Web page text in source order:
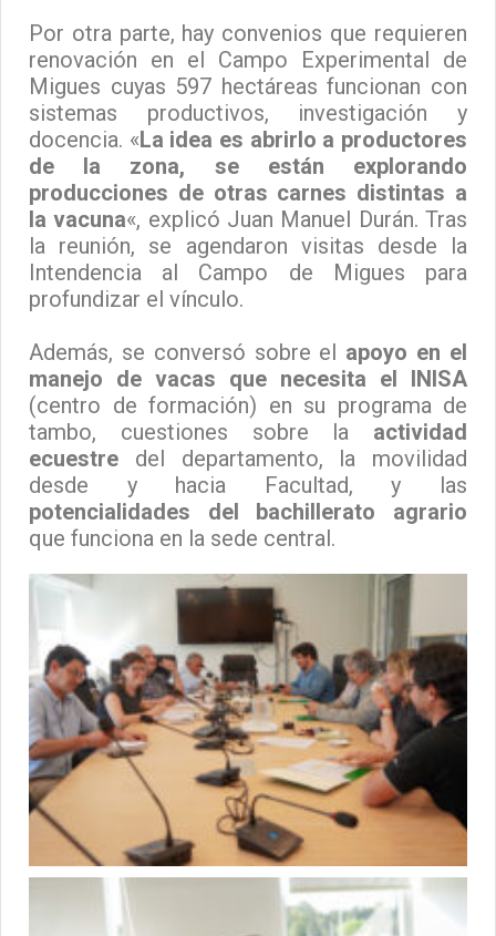
Por otra parte, hay convenios que requieren
renovación en el Campo Experimental de
Migues cuyas 597 hectáreas funcionan con
sistemas productivos, investigación y
docencia. «La idea es abrirlo a productores
de la zona, se están explorando
producciones de otras carnes distintas a
la vacuna«, explicó Juan Manuel Durán. Tras
la reunión, se agendaron visitas desde la
Intendencia al Campo de Migues para
profundizar el vínculo.
Además, se conversó sobre el apoyo en el
manejo de vacas que necesita el INISA
(centro de formación) en su programa de
tambo, cuestiones sobre la actividad
ecuestre del departamento, la movilidad
desde y hacia Facultad, y las
potencialidades del bachillerato agrario
que funciona en la sede central.